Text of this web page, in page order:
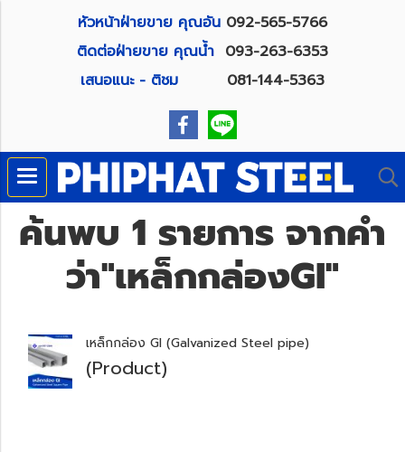
หัวหน้าฝ่ายขาย คุณอัน 092-565-5766
ติดต่อฝ่ายขาย คุณน้ำ 093-263-6353
เสนอแนะ - ติชม 081-144-5363
ค้นพบ 1 รายการ จากคำ
ว่า"เหล็กกล่องGI"
เหล็กกล่อง GI (Galvanized Steel pipe)
(Product)